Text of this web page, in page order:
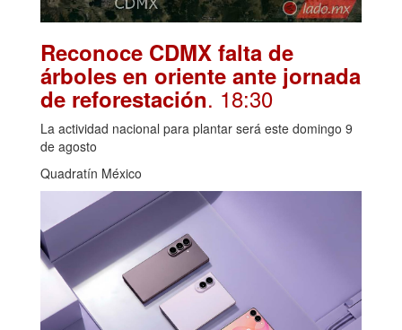
Reconoce CDMX falta de
árboles en oriente ante jornada
de reforestación. 18:30
La actividad nacional para plantar será este domingo 9
de agosto
Quadratín México